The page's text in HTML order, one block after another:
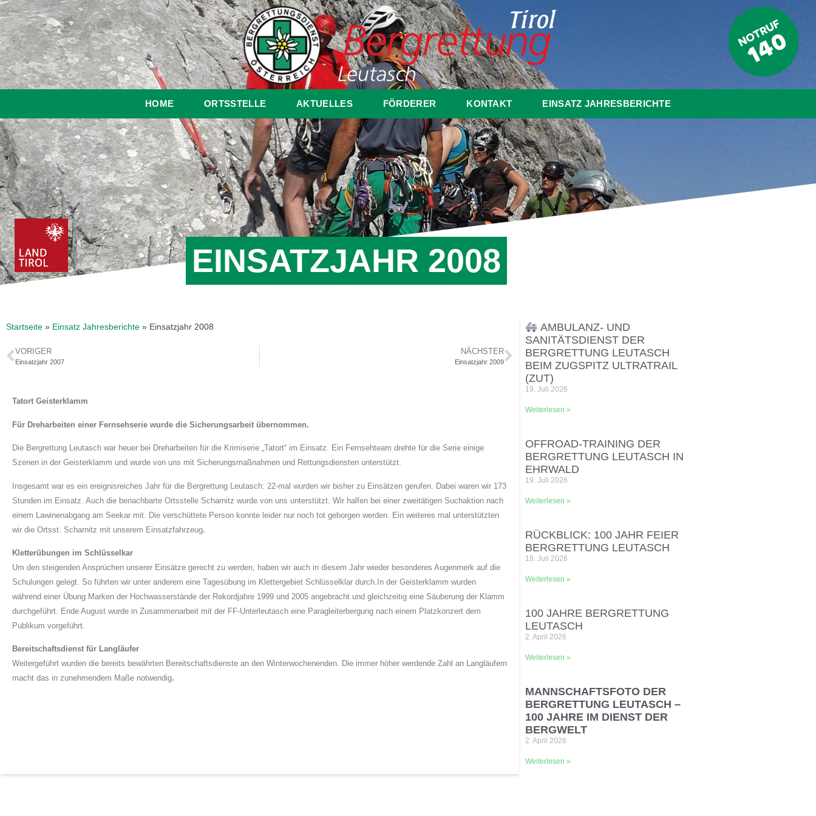
HOME ORTSSTELLE AKTUELLES FÖRDERER KONTAKT EINSATZ JAHRESBERICHTE
EINSATZJAHR 2008
Startseite » Einsatz Jahresberichte » Einsatzjahr 2008
VORIGER
Einsatzjahr 2007
NÄCHSTER
Einsatzjahr 2009
Tatort Geisterklamm
Für Dreharbeiten einer Fernsehserie wurde die Sicherungsarbeit übernommen.
Die Bergrettung Leutasch war heuer bei Dreharbeiten für die Krimiserie „Tatort“ im Einsatz. Ein Fernsehteam drehte für die Serie einige
Szenen in der Geisterklamm und wurde von uns mit Sicherungsmaßnahmen und Rettungsdiensten unterstützt.
Insgesamt war es ein ereignisreiches Jahr für die Bergrettung Leutasch: 22-mal wurden wir bisher zu Einsätzen gerufen. Dabei waren wir 173
Stunden im Einsatz. Auch die benachbarte Ortsstelle Scharnitz wurde von uns unterstützt. Wir halfen bei einer zweitätigen Suchaktion nach
einem Lawinenabgang am Seekar mit. Die verschüttete Person konnte leider nur noch tot geborgen werden. Ein weiteres mal unterstützten
wir die Ortsst. Scharnitz mit unserem Einsatzfahrzeug.
Kletterübungen im Schlüsselkar
Um den steigenden Ansprüchen unserer Einsätze gerecht zu werden, haben wir auch in diesem Jahr wieder besonderes Augenmerk auf die
Schulungen gelegt. So führten wir unter anderem eine Tagesübung im Klettergebiet Schlüsselklar durch. In der Geisterklamm wurden
während einer Übung Marken der Hochwasserstände der Rekordjahre 1999 und 2005 angebracht und gleichzeitig eine Säuberung der Klamm
durchgeführt. Ende August wurde in Zusammenarbeit mit der FF-Unterleutasch eine Paragleiterbergung nach einem Platzkonzert dem
Publikum vorgeführt
Bereitschaftsdienst für Langläufer
Weitergeführt wurden die bereits bewährten Bereitschaftsdienste an den Winterwochenenden. Die immer höher werdende Zahl an Langläufern
macht das in zunehmendem Maße notwendig.
AMBULANZ- UND
SANITÄTSDIENST DER
BERGRETTUNG LEUTASCH
BEIM ZUGSPITZ ULTRATRAIL
(ZUT)
19. Juli 2026
Weiterlesen »
OFFROAD‑TRAINING DER
BERGRETTUNG LEUTASCH IN
EHRWALD
19. Juli 2026
Weiterlesen »
RÜCKBLICK: 100 JAHR FEIER
BERGRETTUNG LEUTASCH
19. Juli 2026
Weiterlesen »
100 JAHRE BERGRETTUNG
LEUTASCH
2. April 2026
Weiterlesen »
MANNSCHAFTSFOTO DER
BERGRETTUNG LEUTASCH –
100 JAHRE IM DIENST DER
BERGWELT
2. April 2026
Weiterlesen »